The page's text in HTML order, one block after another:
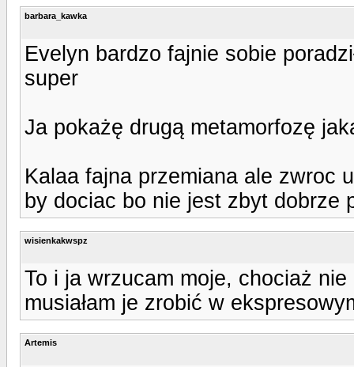
barbara_kawka
Evelyn bardzo fajnie sobie
super
Ja pokażę drugą metamorfozę
Kalaa fajna przemiana ale zwroc
by dociac bo nie jest zbyt dobrze
wisienkakwspz
To i ja wrzucam moje, chociaż
musiałam je zrobić w
Artemis